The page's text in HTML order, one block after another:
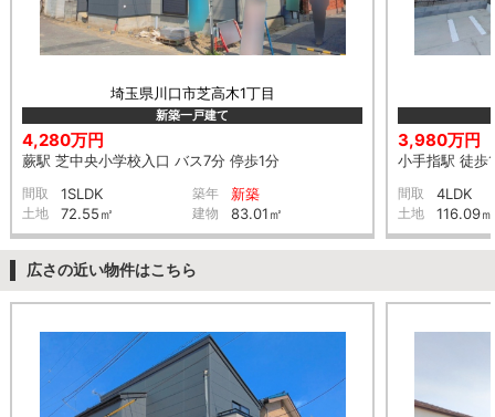
埼玉県川口市芝高木1丁目
新築一戸建て
4,280万円
蕨駅 芝中央小学校入口 バス7分 停歩1分
間取 1SLDK 築年 新築
土地 72.55㎡ 建物 83.01㎡
3,980万円
小手指駅 徒歩
間取 4LDK
土地 116.09㎡
広さの近い物件はこちら